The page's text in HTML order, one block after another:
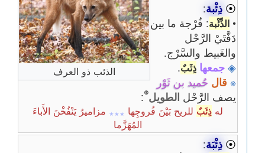
الذئب ذو العرف
⦿ ذِئْبة:
• الذِّئْبة: فُرْجة ما بين
دَفَّتَيْ الرَّحْل
والغَبيط والسَّرْج.
◈ جمعها ذِئَبٌ.
※ قال حُميد بن ثَوْر
يصف الرَّحْل الطويل⊛
:
له ذِئَبٌللريح بَيْنَ فُروجِها ٭٭٭مزاميرُ يَنْفُخْنَ الأَباءَ
المُهَزَّما
⦿ ذِئْبَة: